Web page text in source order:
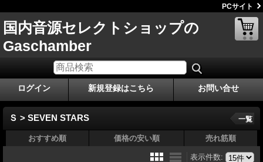
PCサイト
国内音源セレクトショップの
Gaschamber
ログイン 新規登録はこちら お問い合せ
Ｓ > SEVEN STARS 一覧
おすすめ順 価格の安い順 売れ筋順
表示件数: